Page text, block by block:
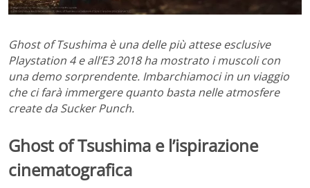
Ghost of Tsushima è una delle più attese esclusive
Playstation 4 e all’E3 2018 ha mostrato i muscoli con
una demo sorprendente. Imbarchiamoci in un viaggio
che ci farà immergere quanto basta nelle atmosfere
create da Sucker Punch.
Ghost of Tsushima e l’ispirazione
cinematografica